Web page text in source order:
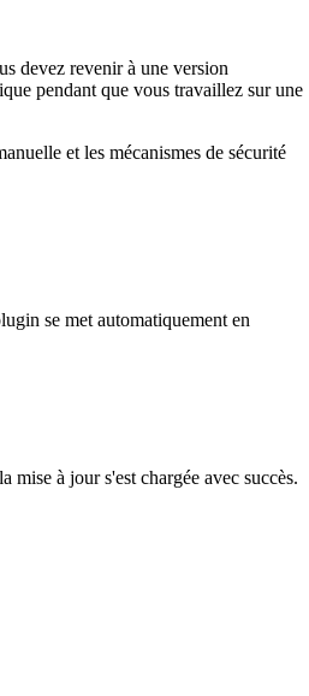
devez revenir à une version
pendant que vous travaillez sur une
et les mécanismes de sécurité
se met automatiquement en
à jour s'est chargée avec succès.